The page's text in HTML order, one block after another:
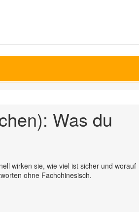
Was du
wirken sie, wie viel ist sicher und worauf
ohne Fachchinesisch.